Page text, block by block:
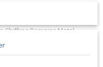
murale
Chiffres Romains Metal